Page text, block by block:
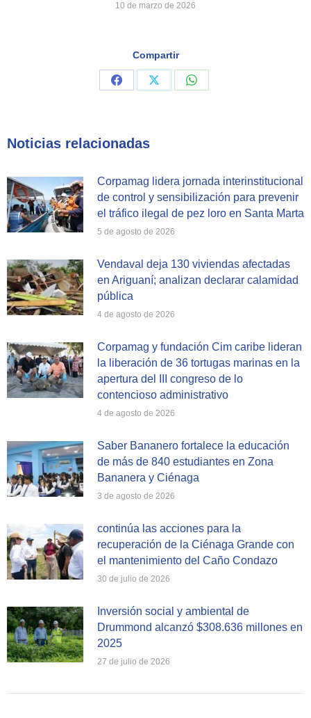
10 de marzo de 2026
Compartir
Share
Share
Share
Noticias relacionadas
Corpamag lidera jornada interinstitucional
de control y sensibilización para prevenir
el tráfico ilegal de pez loro en Santa Marta
5 de agosto de 2026
Vendaval deja 130 viviendas afectadas
en Ariguaní; analizan declarar calamidad
pública
4 de agosto de 2026
Corpamag y fundación Cim caribe lideran
la liberación de 36 tortugas marinas en la
apertura del III congreso de lo
contencioso administrativo
4 de agosto de 2026
Saber Bananero fortalece la educación
de más de 840 estudiantes en Zona
Bananera y Ciénaga
3 de agosto de 2026
continúa las acciones para la
recuperación de la Ciénaga Grande con
el mantenimiento del Caño Condazo
30 de julio de 2026
Inversión social y ambiental de
Drummond alcanzó $308.636 millones en
2025
27 de julio de 2026